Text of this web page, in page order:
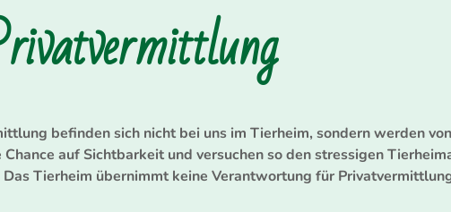
befinden sich nicht bei uns im Tierheim, sondern werden
auf Sichtbarkeit und versuchen so den stressigen
Das Tierheim übernimmt keine Verantwortung für